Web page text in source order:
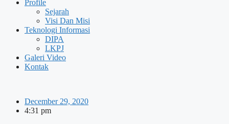
Profile
Sejarah
Visi Dan Misi
Teknologi Informasi
DIPA
LKPJ
Galeri Video
Kontak
December 29, 2020
4:31 pm